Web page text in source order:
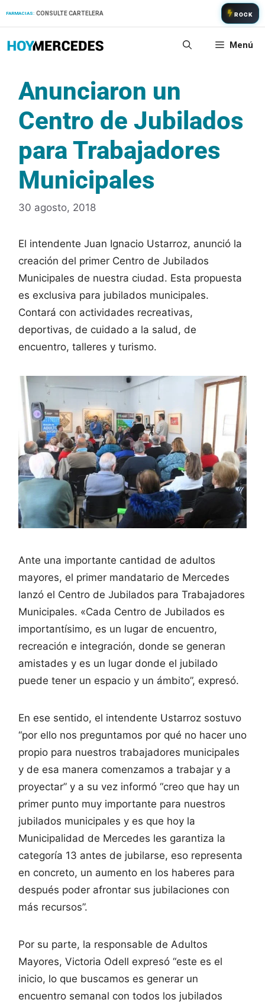
FARMACIAS: CONSULTE CARTELERA ROCK
Menú
Anunciaron un
Centro de Jubilados
para Trabajadores
Municipales
30 agosto, 2018
El intendente Juan Ignacio Ustarroz, anunció la
creación del primer Centro de Jubilados
Municipales de nuestra ciudad. Esta propuesta
es exclusiva para jubilados municipales.
Contará con actividades recreativas,
deportivas, de cuidado a la salud, de
encuentro, talleres y turismo.
Ante una importante cantidad de adultos
mayores, el primer mandatario de Mercedes
lanzó el Centro de Jubilados para Trabajadores
Municipales. «Cada Centro de Jubilados es
importantísimo, es un lugar de encuentro,
recreación e integración, donde se generan
amistades y es un lugar donde el jubilado
puede tener un espacio y un ámbito”, expresó.
En ese sentido, el intendente Ustarroz sostuvo
“por ello nos preguntamos por qué no hacer uno
propio para nuestros trabajadores municipales
y de esa manera comenzamos a trabajar y a
proyectar” y a su vez informó “creo que hay un
primer punto muy importante para nuestros
jubilados municipales y es que hoy la
Municipalidad de Mercedes les garantiza la
categoría 13 antes de jubilarse, eso representa
en concreto, un aumento en los haberes para
después poder afrontar sus jubilaciones con
más recursos”.
Por su parte, la responsable de Adultos
Mayores, Victoria Odell expresó “este es el
inicio, lo que buscamos es generar un
encuentro semanal con todos los jubilados